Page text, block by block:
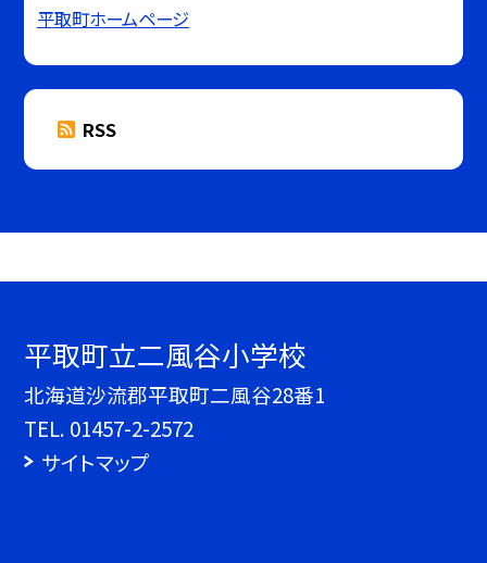
平取町ホームページ
RSS
平取町立二風谷小学校
北海道沙流郡平取町二風谷28番1
TEL. 01457-2-2572
サイトマップ